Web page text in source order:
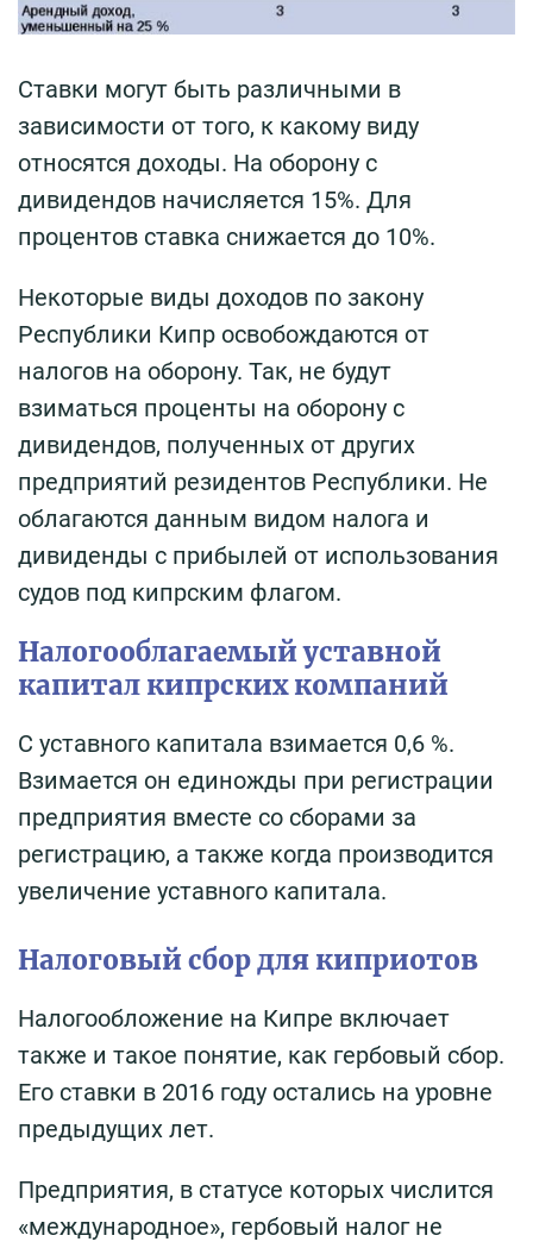
Ставки могут быть различными в
зависимости от того, к какому виду
относятся доходы. На оборону с
дивидендов начисляется 15%. Для
процентов ставка снижается до 10%.
Некоторые виды доходов по закону
Республики Кипр освобождаются от
налогов на оборону. Так, не будут
взиматься проценты на оборону с
дивидендов, полученных от других
предприятий резидентов Республики. Не
облагаются данным видом налога и
дивиденды с прибылей от использования
судов под кипрским флагом.
Налогооблагаемый уставной
капитал кипрских компаний
С уставного капитала взимается 0,6 %.
Взимается он единожды при регистрации
предприятия вместе со сборами за
регистрацию, а также когда производится
увеличение уставного капитала.
Налоговый сбор для киприотов
Налогообложение на Кипре включает
также и такое понятие, как гербовый сбор.
Его ставки в 2016 году остались на уровне
предыдущих лет.
Предприятия, в статусе которых числится
«международное», гербовый налог не